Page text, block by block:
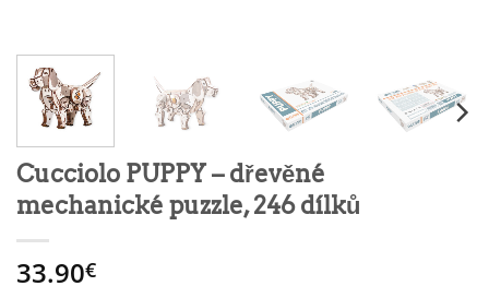
Cucciolo PUPPY – dřevěné
mechanické puzzle, 246 dílků
33.90€